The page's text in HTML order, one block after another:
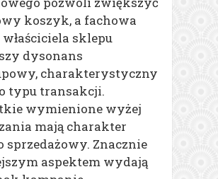
koszyk, a fachowa
sklepu
dysonans
charakterystyczny
typu transakcji.
wymienione wyżej
mają charakter
sprzedażowy. Znacznie
aspektem wydają